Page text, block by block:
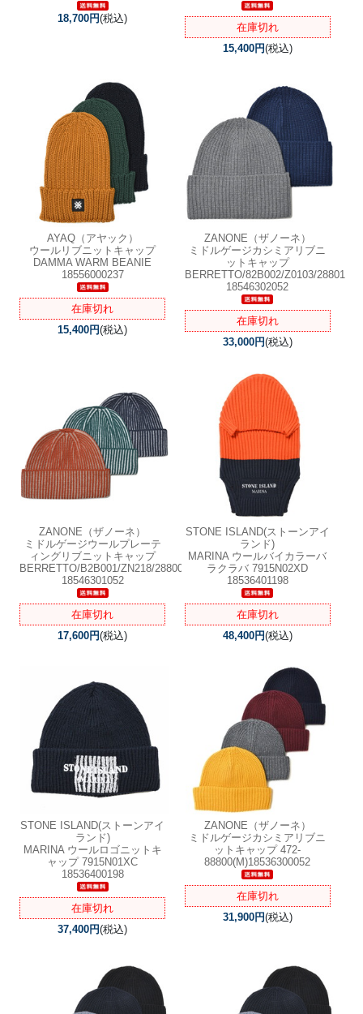
18,700円(税込)
在庫切れ
15,400円(税込)
AYAQ（アヤック）
ウールリブニットキャップ
DAMMA WARM BEANIE
18556000237
在庫切れ
15,400円(税込)
ZANONE（ザノーネ）
ミドルゲージカシミアリブニ
ットキャップ
BERRETTO/82B002/Z0103/28801
18546302052
在庫切れ
33,000円(税込)
ZANONE（ザノーネ）
ミドルゲージウールプレーテ
ィングリブニットキャップ
BERRETTO/B2B001/ZN218/28800
18546301052
在庫切れ
17,600円(税込)
STONE ISLAND(ストーンアイ
ランド)
MARINA ウールバイカラーバ
ラクラバ 7915N02XD
18536401198
在庫切れ
48,400円(税込)
STONE ISLAND(ストーンアイ
ランド)
MARINA ウールロゴニットキ
ャップ 7915N01XC
18536400198
在庫切れ
37,400円(税込)
ZANONE（ザノーネ）
ミドルゲージカシミアリブニ
ットキャップ 472-
88800(M)18536300052
在庫切れ
31,900円(税込)